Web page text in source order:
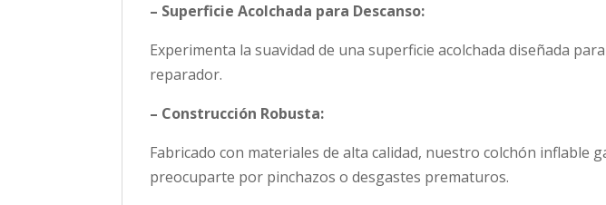
– Superficie Acolchada para Descanso:
Experimenta la suavidad de una superficie acolchada diseñada
reparador.
– Construcción Robusta:
Fabricado con materiales de alta calidad, nuestro colchón inflable
preocuparte por pinchazos o desgastes prematuros.